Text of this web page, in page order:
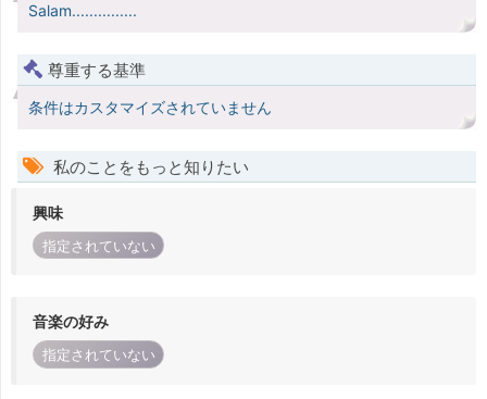
Salam...............
尊重する基準
条件はカスタマイズされていません
私のことをもっと知りたい
興味
指定されていない
音楽の好み
指定されていない